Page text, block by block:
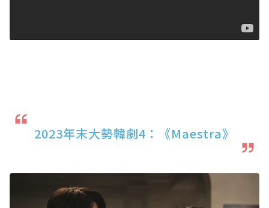
2023年末大勢韓劇4：《Maestra》